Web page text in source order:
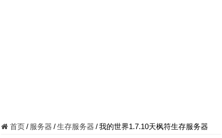
首页/ 服务器 /生存服务器 /我的世界1.7.10天枫符生存服务器